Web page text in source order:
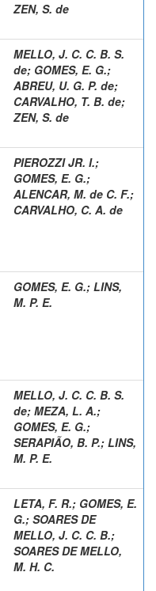
ZEN, S. de
MELLO, J. C. C. B. S.
de; GOMES, E. G.;
ABREU, U. G. P. de;
CARVALHO, T. B. de;
ZEN, S. de
PIEROZZI JR. I.;
GOMES, E. G.;
ALENCAR, M. de C. F.;
CARVALHO, C. A. de
GOMES, E. G.; LINS,
M. P. E.
MELLO, J. C. C. B. S.
de; MEZA, L. A.;
GOMES, E. G.;
SERAPIÃO, B. P.; LINS,
M. P. E.
LETA, F. R.; GOMES, E.
G.; SOARES DE
MELLO, J. C. C. B.;
SOARES DE MELLO,
M. H. C.